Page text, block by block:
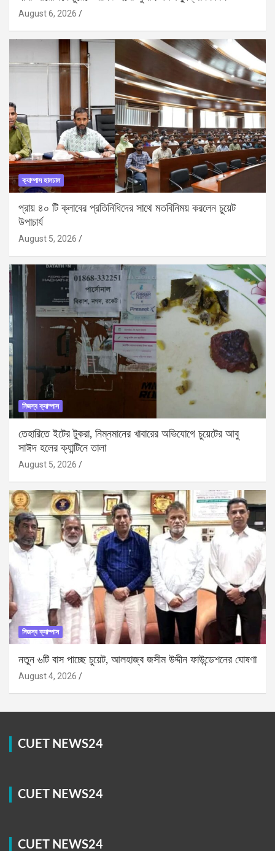
August 6, 2026
ক্যাম্পাস হালচাল
প্রায় ৪০ টি ক্লাবের প্রতিনিধিদের সাথে মতবিনিময় করলেন চুয়েট
উপাচার্য
August 5, 2026
নিজস্ব ক্যাম্পাস
তেহারিতে ইটের টুকরা, নিম্নমানের খাবারের অভিযোগে চুয়েটের আবু
সাঈদ হলের ক্যান্টিনে তালা
August 5, 2026
নিজস্ব ক্যাম্পাস
নতুন ৬টি বাস পাচ্ছে চুয়েট, আলহাজ্ব জসীম উদ্দীন ফাউন্ডেশনের ঘোষণা
August 4, 2026
CUET NEWS24
CUET NEWS24
CUET NEWS24